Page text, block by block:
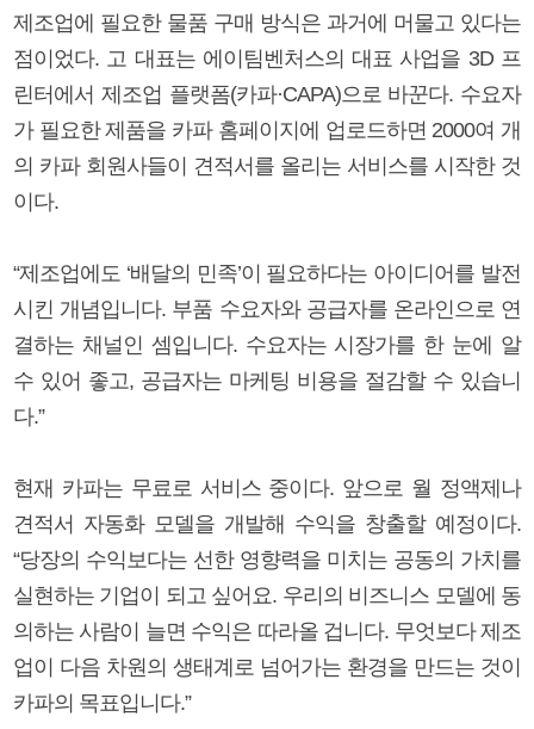
제조업에 필요한 물품 구매 방식은 과거에 머물고 있다는
점이었다. 고 대표는 에이팀벤처스의 대표 사업을 3D 프
린터에서 제조업 플랫폼(카파·CAPA)으로 바꾼다. 수요자
가 필요한 제품을 카파 홈페이지에 업로드하면 2000여 개
의 카파 회원사들이 견적서를 올리는 서비스를 시작한 것
이다.
“제조업에도 ‘배달의 민족’이 필요하다는 아이디어를 발전
시킨 개념입니다. 부품 수요자와 공급자를 온라인으로 연
결하는 채널인 셈입니다. 수요자는 시장가를 한 눈에 알
수 있어 좋고, 공급자는 마케팅 비용을 절감할 수 있습니
다.”
현재 카파는 무료로 서비스 중이다. 앞으로 월 정액제나
견적서 자동화 모델을 개발해 수익을 창출할 예정이다.
“당장의 수익보다는 선한 영향력을 미치는 공동의 가치를
실현하는 기업이 되고 싶어요. 우리의 비즈니스 모델에 동
의하는 사람이 늘면 수익은 따라올 겁니다. 무엇보다 제조
업이 다음 차원의 생태계로 넘어가는 환경을 만드는 것이
카파의 목표입니다.”